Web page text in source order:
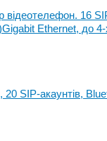
16
Ethernet, до
SIP-акаунтів,